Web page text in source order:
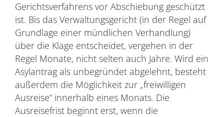
Gerichtsverfahrens vor Abschiebung geschützt
ist. Bis das Verwaltungsgericht (in der Regel auf
Grundlage einer mündlichen Verhandlung)
über die Klage entscheidet, vergehen in der
Regel Monate, nicht selten auch Jahre. Wird ein
Asylantrag als unbegründet abgelehnt, besteht
außerdem die Möglichkeit zur „freiwilligen
Ausreise“ innerhalb eines Monats. Die
Ausreisefrist beginnt erst, wenn die